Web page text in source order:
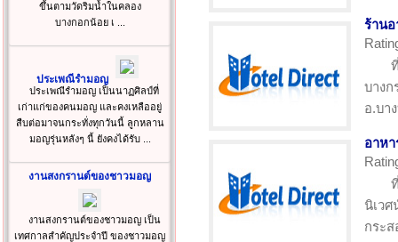
ขึ้นตามวัดริมน้ำในคลอง
บางกอกน้อย เ ...
ประเพณีรำมอญ
ประเพณีรำมอญ เป็นนาฏศิลป์ที่
เก่าแก่ของคนมอญ และคงเหลืออยู่
สืบต่อมาจนกระทั่งทุกวันนี้ ลูกหลาน
มอญรุ่นหลังๆ นี้ ยังคงได้รับ ...
งานสงกรานต์ของชาวมอญ
งานสงกรานต์ของชาวมอญ เป็น
เทศกาลสำคัญประจำปี ของชาวมอญ
ร้าน
บาง
อ.บา
อาหา
นิเว
กระ